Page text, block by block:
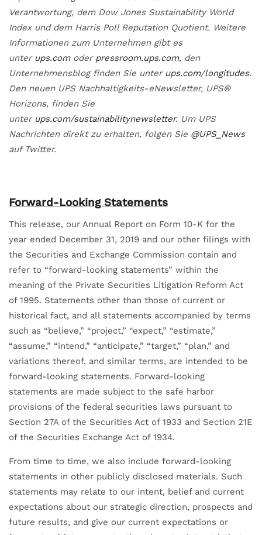
Verantwortung, dem Dow Jones Sustainability World
Index und dem Harris Poll Reputation Quotient. Weitere
Informationen zum Unternehmen gibt es
unter ups.comoder pressroom.ups.com, den
Unternehmensblog finden Sie unter ups.com/longitudes.
Den neuen UPS Nachhaltigkeits-eNewsletter, UPS®
Horizons, finden Sie
unter ups.com/sustainabilitynewsletter. Um UPS
Nachrichten direkt zu erhalten, folgen Sie @UPS_News
auf Twitter.
Forward-Looking Statements
This release, our Annual Report on Form 10-K for the
year ended December 31, 2019 and our other filings with
the Securities and Exchange Commission contain and
refer to “forward-looking statements” within the
meaning of the Private Securities Litigation Reform Act
of 1995. Statements other than those of current or
historical fact, and all statements accompanied by terms
such as “believe,” “project,” “expect,” “estimate,”
“assume,” “intend,” “anticipate,” “target,” “plan,” and
variations thereof, and similar terms, are intended to be
forward-looking statements. Forward-looking
statements are made subject to the safe harbor
provisions of the federal securities laws pursuant to
Section 27A of the Securities Act of 1933 and Section 21E
of the Securities Exchange Act of 1934.
From time to time, we also include forward-looking
statements in other publicly disclosed materials. Such
statements may relate to our intent, belief and current
expectations about our strategic direction, prospects and
future results, and give our current expectations or